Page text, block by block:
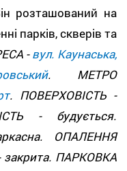
розташований на
парків, скверів та
-вул. Каунаська,
. МЕТРО
. ПОВЕРХОВІСТЬ -
- будується.
ОПАЛЕННЯ
закрита. ПАРКОВКА